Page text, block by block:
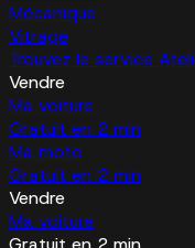
Mécanique
Vitrage
Trouvez le service
Vendre
Ma voiture
Gratuit en 2 min
Ma moto
Gratuit en 2 min
Vendre
Ma voiture